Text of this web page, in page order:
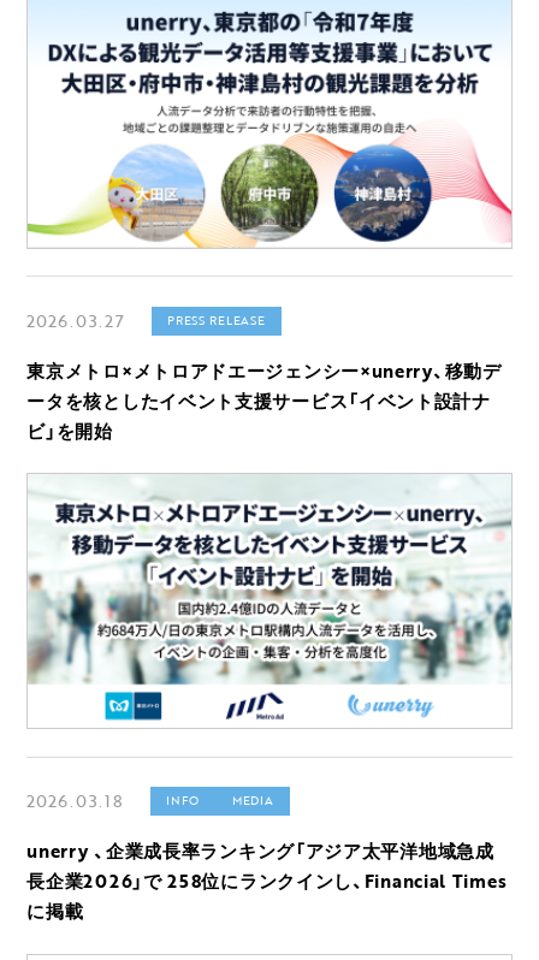
2026.03.27 PRESS RELEASE
東京メトロ×メトロアドエージェンシー×unerry、移動デ
ータを核としたイベント支援サービス「イベント設計ナ
ビ」を開始
2026.03.18 INFO MEDIA
unerry 、企業成長率ランキング「アジア太平洋地域急成
長企業2026」で 258位にランクインし、Financial Times
に掲載